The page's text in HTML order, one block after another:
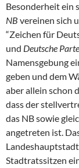
Besonderheit ein
NB vereinen sich
“Zeichen für
und Deutsche
Namensgebung
geben und dem
aber allein schon
dass der
das NB sowie
angetreten ist.
Stadtratssitzen